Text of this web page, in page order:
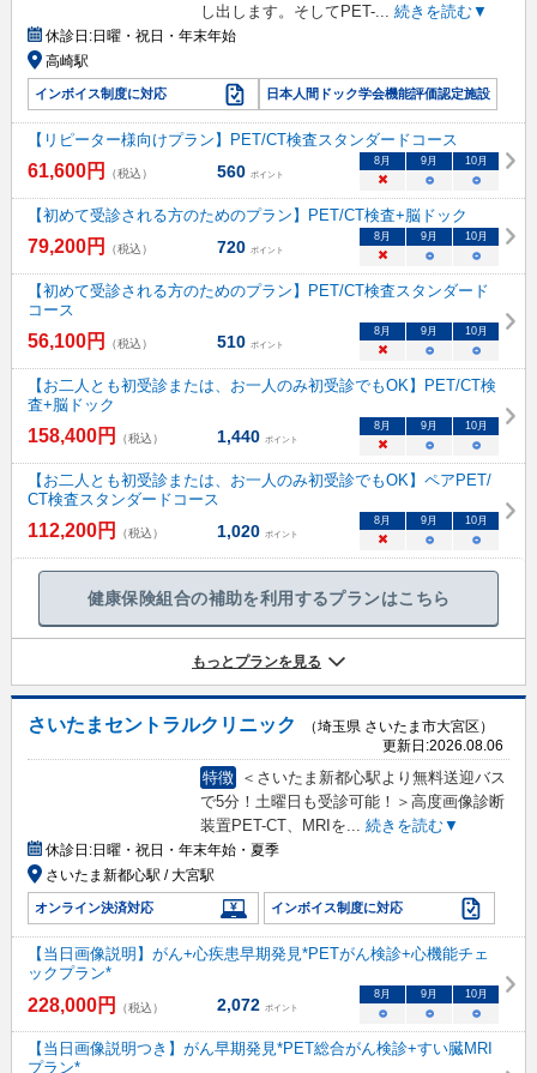
し出します。そしてPET-... 続きを読む▼
休診日:日曜・祝日・年末年始
高崎駅
インボイス制度に対応 日本人間ドック学会機能評価認定施設
【リピーター様向けプラン】PET/CT検査スタンダードコース
61,600円 （税込） 560 ポイント
8 月 9 月 10月
× ○ ○
【初めて受診される方のためのプラン】PET/CT検査+脳ドック
79,200円 （税込） 720 ポイント
8 月 9 月 10月
× ○ ○
【初めて受診される方のためのプラン】PET/CT検査スタンダード
コース
56,100円 （税込） 510 ポイント
8 月 9 月 10月
× ○ ○
【お二人とも初受診または、お一人のみ初受診でもOK】PET/CT検
査+脳ドック
158,400円 （税込） 1,440 ポイント
8 月 9 月 10月
× ○ ○
【お二人とも初受診または、お一人のみ初受診でもOK】ペアPET/
CT検査スタンダードコース
112,200円 （税込） 1,020 ポイント
8 月 9 月 10月
× ○ ○
健康保険組合の補助を利用するプランはこちら
もっとプランを見る
さいたまセントラルクリニック
（埼玉県 さいたま市大宮区）
更新日:2026.08.06
特徴
＜さいたま新都心駅より無料送迎バス
で5分！土曜日も受診可能！＞高度画像診断
装置PET-CT、MRIを... 続きを読む▼
休診日:日曜・祝日・年末年始・夏季
さいたま新都心駅 / 大宮駅
オンライン決済対応 インボイス制度に対応
【当日画像説明】がん+心疾患早期発見*PETがん検診+心機能チェ
ックプラン*
228,000円 （税込） 2,072 ポイント
8月 9月 10月
○ ○ ○
【当日画像説明つき】がん早期発見*PET総合がん検診+すい臓MRI
プラン*